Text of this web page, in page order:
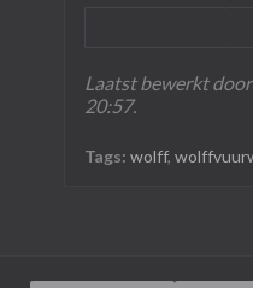
Laatst bewerkt door
20:57.
Tags: wolff,